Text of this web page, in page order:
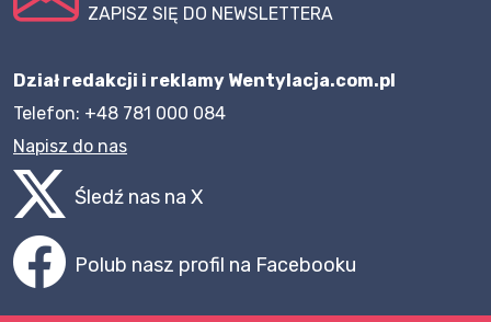
ZAPISZ SIĘ DO NEWSLETTERA
Dział redakcji i reklamy Wentylacja.com.pl
Telefon: +48 781 000 084
Napisz do nas
Śledź nas na X
Polub nasz profil na Facebooku